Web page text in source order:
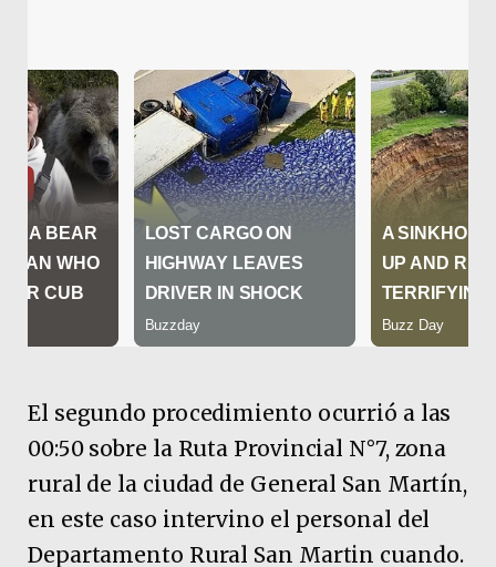
El segundo procedimiento ocurrió a las
00:50 sobre la Ruta Provincial N°7, zona
rural de la ciudad de General San Martín,
en este caso intervino el personal del
Departamento Rural San Martin cuando.